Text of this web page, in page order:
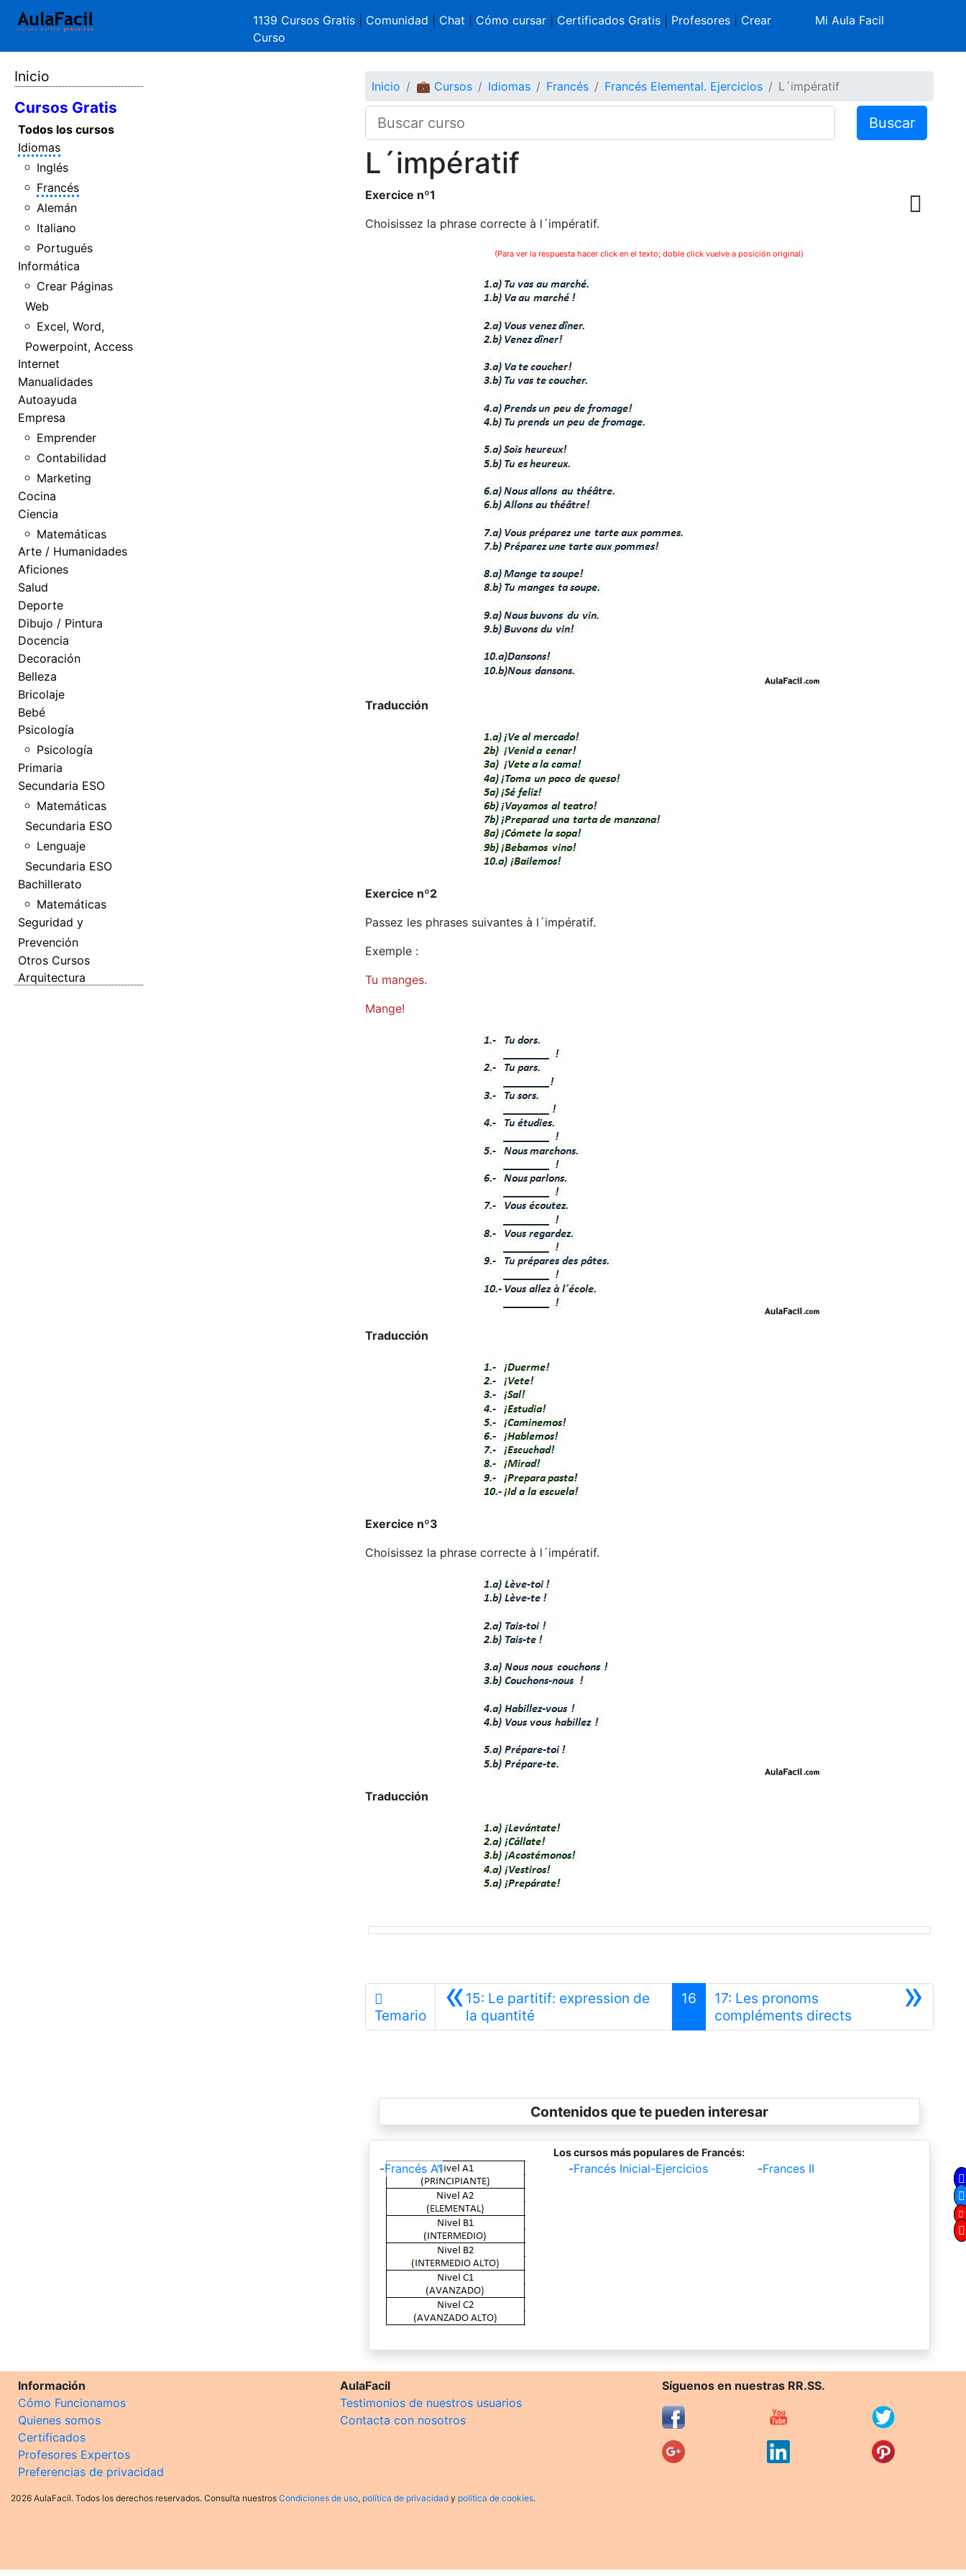
1139 Cursos Gratis Comunidad Chat Cómo cursar| Certificados Gratis| Profesores| Crear
Curso
Mi Aula Facil
Inicio
Cursos Gratis
Todos los cursos
Idiomas
Inglés
Francés
Alemán
Italiano
Portugués
Informática
Crear Páginas
Web
Excel, Word,
Powerpoint, Access
Internet
Manualidades
Autoayuda
Empresa
Emprender
Contabilidad
Marketing
Cocina
Ciencia
Matemáticas
Arte / Humanidades
Aficiones
Salud
Deporte
Dibujo / Pintura
Docencia
Decoración
Belleza
Bricolaje
Bebé
Psicología
Psicología
Primaria
Secundaria ESO
Matemáticas
Secundaria ESO
Lenguaje
Secundaria ESO
Bachillerato
Matemáticas
Seguridad y
Prevención
Otros Cursos
Arquitectura
Inicio 💼 Cursos Idiomas Francés Francés Elemental. Ejercicios L´impératif
Buscar
L´impératif
Exercice nº1
Choisissez la phrase correcte à l´impératif.
(Para ver la respuesta hacer click en el texto; doble click vuelve a posición original)
Traducción
Exercice nº2
Passez les phrases suivantes à l´impératif.
Exemple :
Tu manges.
Mange!
Traducción
Exercice nº3
Choisissez la phrase correcte à l´impératif.
Traducción
Temario «15: Le partitif: expression de
la quantitéAnterior
16 »
17: Les pronoms
compléments directsSiguiente
Contenidos que te pueden interesar
Los cursos más populares de Francés:
-Francés A1 -Francés Inicial-Ejercicios -Frances II
Información
Cómo Funcionamos
Quienes somos
Certificados
Profesores Expertos
Preferencias de privacidad
AulaFacil
Testimonios de nuestros usuarios
Contacta con nosotros
Síguenos en nuestras RR.SS.
2026 AulaFacil. Todos los derechos reservados. Consulta nuestros Condiciones de uso, política de privacidad y política de cookies.